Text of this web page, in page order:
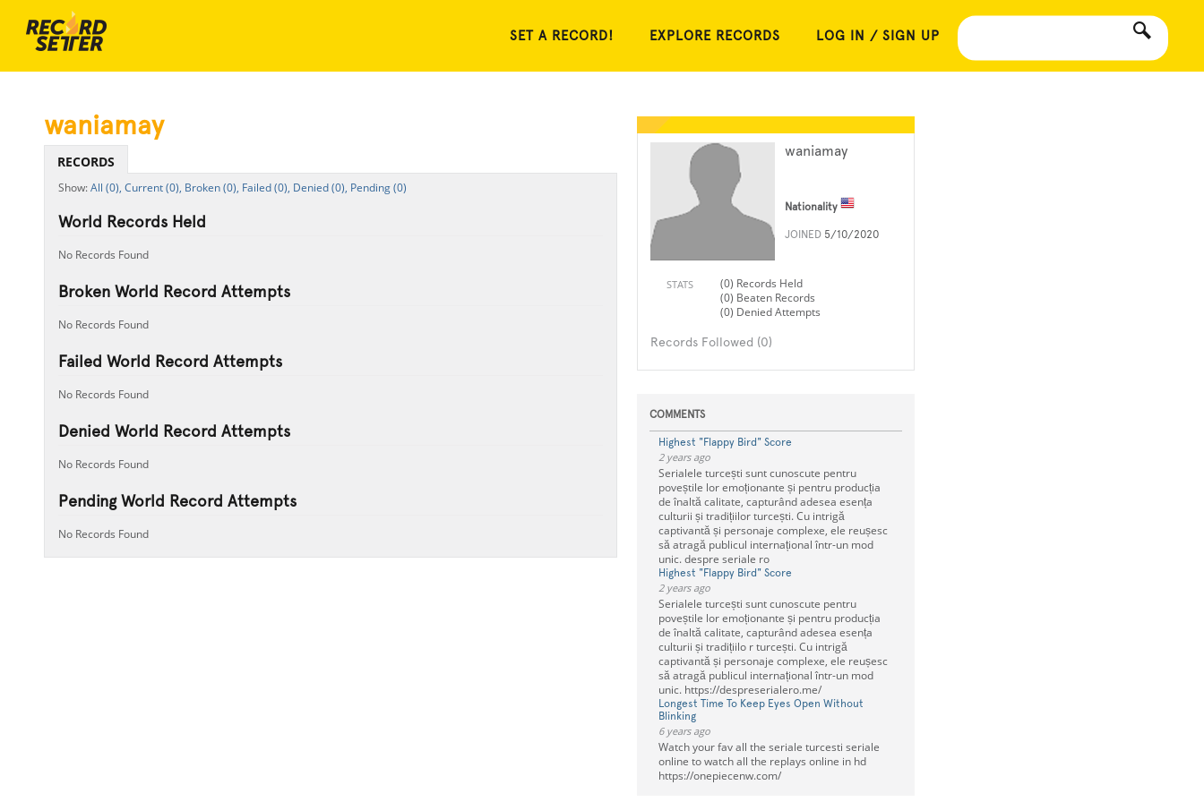
SET A RECORD! EXPLORE RECORDS LOG IN / SIGN UP
waniamay
Nationality
JOINED 5/10/2020
STATS
(0) Records Held
(0) Beaten Records
(0) Denied Attempts
Records Followed (0)
COMMENTS
Highest "Flappy Bird" Score
2 years ago
Serialele turcești sunt cunoscute pentru
poveștile lor emoționante și pentru producția
de înaltă calitate, capturând adesea esența
culturii și tradițiilor turcești. Cu intrigă
captivantă și personaje complexe, ele reușesc
să atragă publicul internațional într-un mod
unic. despre seriale ro
Highest "Flappy Bird" Score
2 years ago
Serialele turcești sunt cunoscute pentru
poveștile lor emoționante și pentru producția
de înaltă calitate, capturând adesea esența
culturii și tradițiilo r turcești. Cu intrigă
captivantă și personaje complexe, ele reușesc
să atragă publicul internațional într-un mod
unic. https://despreserialero.me/
Longest Time To Keep Eyes Open Without
Blinking
6 years ago
Watch your fav all the seriale turcesti seriale
online to watch all the replays online in hd
https://onepiecenw.com/
waniamay
RECORDS
All (0), Current (0), Broken (0), Failed (0), Denied (0), Pending (0)
World Records Held
No Records Found
Broken World Record Attempts
No Records Found
Failed World Record Attempts
No Records Found
Denied World Record Attempts
No Records Found
Pending World Record Attempts
No Records Found